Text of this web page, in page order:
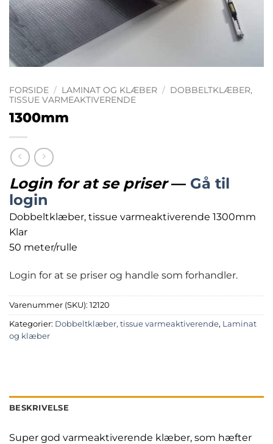
FORSIDE / LAMINAT OG KLÆBER / DOBBELTKLÆBER,
TISSUE VARMEAKTIVERENDE
1300mm
Login for at se priser— Gå til
login
Dobbeltklæber, tissue varmeaktiverende 1300mm
Klar
50 meter/rulle
Login for at se priser og handle som forhandler.
Varenummer (SKU): 12120
Kategorier: Dobbeltklæber, tissue varmeaktiverende, Laminat
og klæber
BESKRIVELSE
Super god varmeaktiverende klæber, som hæfter